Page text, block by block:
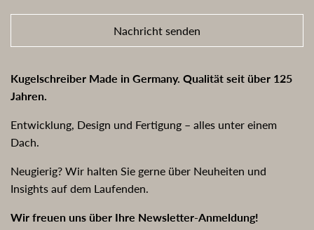
Nachricht senden
Kugelschreiber Made in Germany. Qualität seit über 125
Jahren.
Entwicklung, Design und Fertigung – alles unter einem
Dach.
Neugierig? Wir halten Sie gerne über Neuheiten und
Insights auf dem Laufenden.
Wir freuen uns über Ihre Newsletter-Anmeldung!